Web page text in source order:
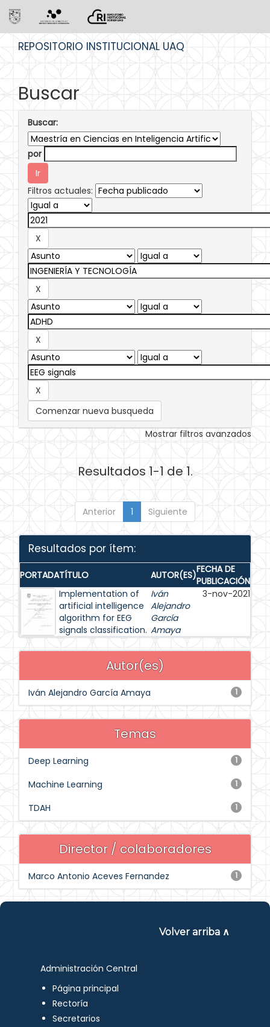
REPOSITORIO INSTITUCIONAL UAQ
Buscar
Buscar:
por
Filtros actuales:
Comenzar nueva busqueda
Mostrar filtros avanzados
Resultados 1-1 de 1.
Anterior 1 Siguiente
Resultados por ítem:
PORTADATÍTULO AUTOR(ES)FECHA DE
PUBLICACIÓN
Implementation of
artificial intelligence
algorithm for EEG
signals classification.
Iván
Alejandro
García
Amaya
3-nov-2021
Autor(es)
1
Iván Alejandro García Amaya
Temas
1
Deep Learning
1
Machine Learning
1
TDAH
Director / colaboradores
1
Marco Antonio Aceves Fernandez
Volver arriba ∧
Administración Central
Página principal
Rectoría
Secretarios